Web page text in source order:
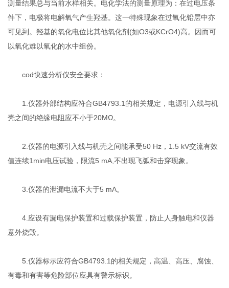
测量结果总与当前水样相关。电化学法的测量原理为：在过电压条
件下，电极将电解氧气产生羟基。这一特殊现象在过氧化铅层中亦
可见到。羟基的氧化电位比其他氧化剂(如O3或KCrO4)高。因而可
以氧化难以氧化的水中组份。
cod快速分析仪安全要求：
1.仪器外部结构应符合GB4793.1的相关规定，电源引入线与机
壳之间的绝缘电阻应不小于20MΩ。
2.仪器的电源引入线与机壳之间能承受50 Hz，1.5 kV交流有效
值连续1min电压试验，限流5 mA,不出现飞弧和击穿现象。
3.仪器的泄漏电流不大于5 mA。
4.应设有漏电保护装置和过载保护装置，防止人身触电和仪器
意外烧毁。
5.仪器标示应符合GB4793.1的相关规定，高温、高压、腐蚀、
有毒和有害等危险部位应具有警示标识。